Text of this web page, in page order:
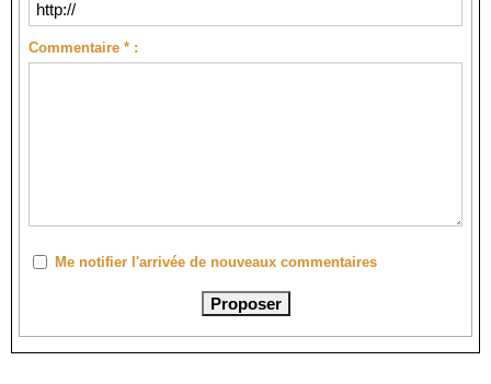
Commentaire * :
Me notifier l'arrivée de nouveaux commentaires